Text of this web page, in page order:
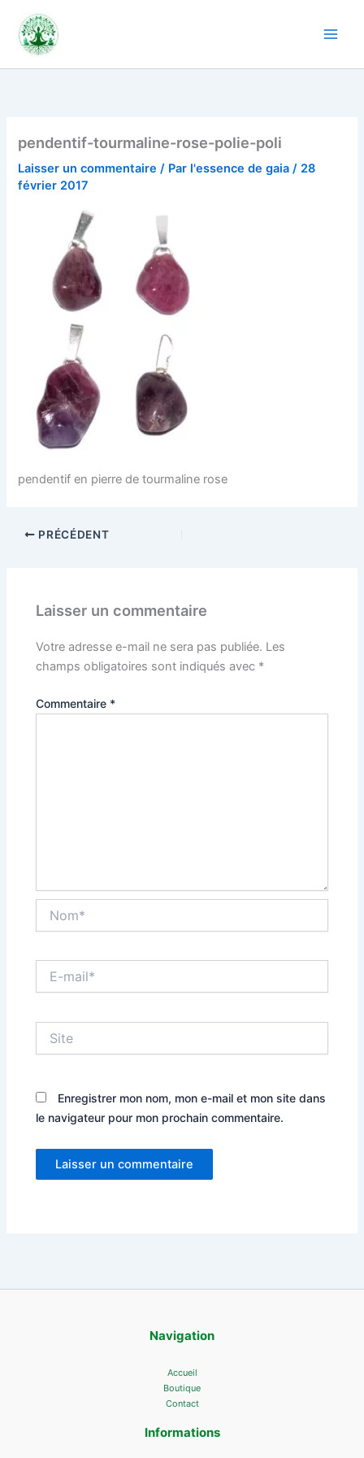
contenu
pendentif-tourmaline-rose-polie-poli
Laisser un commentaire / Par l'essence de gaia/ 28
février 2017
pendentif en pierre de tourmaline rose
PRÉCÉDENT
Laisser un commentaire
Votre adresse e-mail ne sera pas publiée. Les
champs obligatoires sont indiqués avec *
Commentaire *
mail*
Enregistrer mon nom, mon e-mail et mon site dans
le navigateur pour mon prochain commentaire.
Navigation
Accueil
Boutique
Contact
Informations